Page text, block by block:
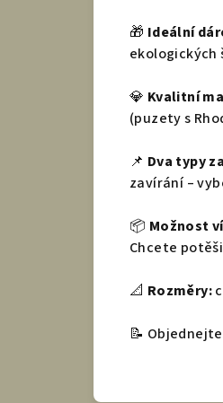
🎁 Ideální
ekologických
💎 Kvalitní
(puzety s
📌 Dva typy
zavírání –
📦 Možnost
Chcete
📐 Rozměry:
📝